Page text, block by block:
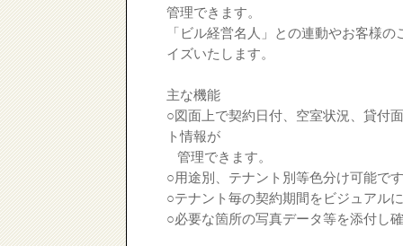
管理できます。
「ビル経営名人」との連動やお客様
イズいたします。
主な機能
○図面上で契約日付、空室状況、貸付
ト情報が
管理できます。
○用途別、テナント別等色分け可能で
○テナント毎の契約期間をビジュアル
○必要な箇所の写真データ等を添付し